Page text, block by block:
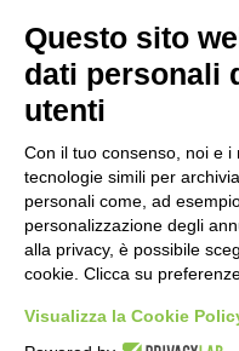
Importo
Calcola
Scorporo IVA
Questo sito
dati personali
utenti
Con il tuo consenso, noi e
tecnologie simili per
personali come, ad
personalizzazione degli
alla privacy, è possibile
cookie. Clicca su
Visualizza la Cookie